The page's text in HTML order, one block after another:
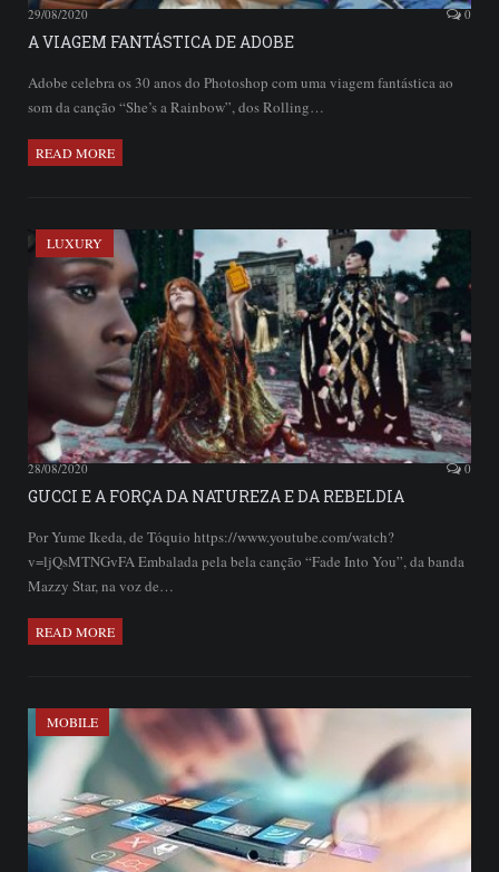
29/08/2020 0
A VIAGEM FANTÁSTICA DE ADOBE
Adobe celebra os 30 anos do Photoshop com uma viagem fantástica ao
som da canção “She’s a Rainbow”, dos Rolling…
READ MORE
LUXURY
28/08/2020 0
GUCCI E A FORÇA DA NATUREZA E DA REBELDIA
Por Yume Ikeda, de Tóquio https://www.youtube.com/watch?
v=ljQsMTNGvFA Embalada pela bela canção “Fade Into You”, da banda
Mazzy Star, na voz de…
READ MORE
MOBILE